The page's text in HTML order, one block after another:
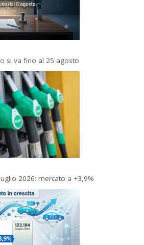
si va fino al 25 agosto
2026: mercato a +3,9%